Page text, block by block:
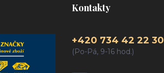
Kontakty
+420 734 42 22 30
(Po-Pá, 9-16 hod.)